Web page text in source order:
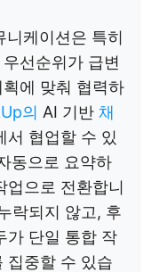
니케이션은 특히
선순위가 급변
에 맞춰 협력하
의 AI 기반 채
서 협업할 수 있
동으로 요약하
업으로 전환합니
락되지 않고, 후
가 단일 통합 작
집중할 수 있습